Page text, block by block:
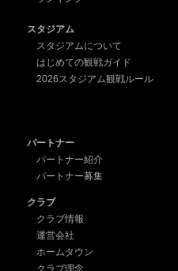
スタジアム
スタジアムについて
はじめての観戦ガイド
2026スタジアム観戦ルール
パートナー
パートナー紹介
パートナー募集
クラブ
クラブ情報
運営会社
ホームタウン